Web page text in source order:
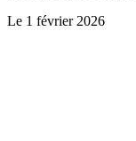
Le 1 février 2026